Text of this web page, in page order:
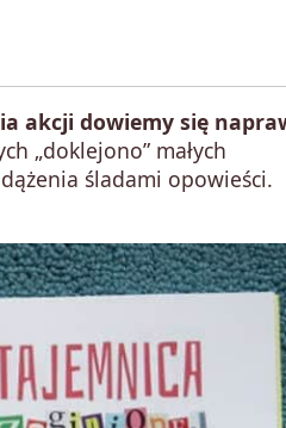
akcji dowiemy się
„doklejono” małych
śladami opowieści.